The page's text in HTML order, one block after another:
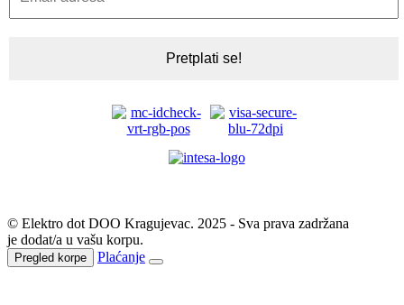
© Elektro dot DOO Kragujevac. 2025 - Sva prava zadržana
je dodat/a u vašu korpu.
Pregled korpe Plaćanje